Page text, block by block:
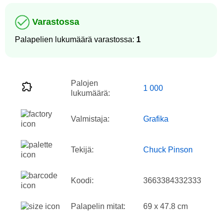
Varastossa
Palapelien lukumäärä varastossa: 1
Palojen
lukumäärä:
1 000
Valmistaja: Grafika
Tekijä: Chuck Pinson
Koodi: 3663384332333
Palapelin mitat: 69 x 47.8 cm